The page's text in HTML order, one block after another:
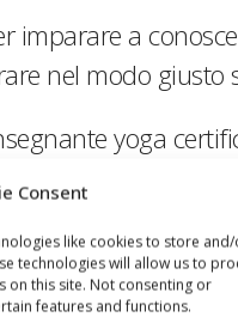
Consent
like cookies to store
technologies will allow us to
on this site. Not consenting or
features and functions.
imparare a
nel modo giusto
yoga
è
: